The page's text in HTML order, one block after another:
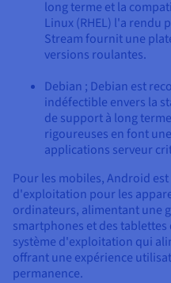
long terme et la
Linux (RHEL) l'a rendu
Stream fournit une
versions roulantes.
Debian ; Debian est
indéfectible envers la
de support à long
rigoureuses en font
applications serveur
Pour les mobiles, Android
d'exploitation pour les
ordinateurs, alimentant une
smartphones et des tablettes
système d'exploitation qui
offrant une expérience
permanence.